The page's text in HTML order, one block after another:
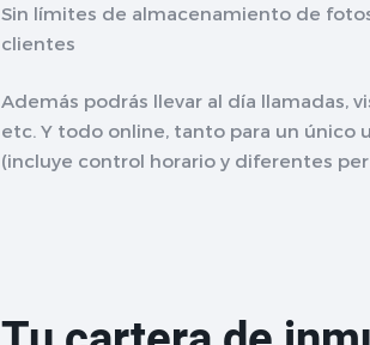
Sin límites de almacenamiento de
clientes
Además podrás llevar al día llamadas,
etc. Y todo online, tanto para un único
(incluye control horario y diferentes